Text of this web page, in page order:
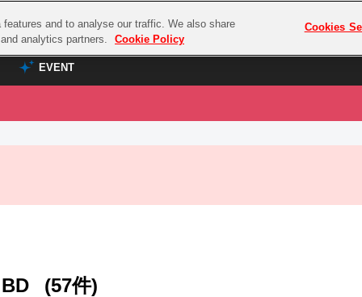
プレミアム会員と
EVENT
EVENT
ASOBI STAGE
マジック
ラブライブ！サンシャイン‼
(57件)
and to analyse our traffic. We also share
analytics partners.
Cookie Policy
Cookies